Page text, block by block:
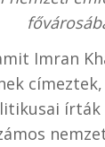
Imran
írták